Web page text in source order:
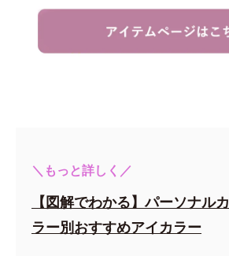
＼もっと詳しく／
【図解でわかる】パーソナルカ
ラー別おすすめアイカラー